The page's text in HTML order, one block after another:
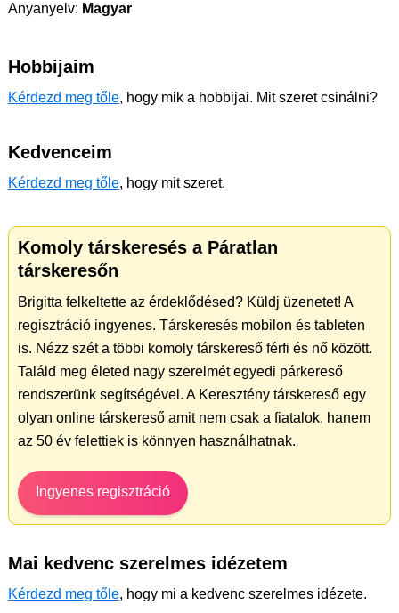
Anyanyelv: Magyar
Hobbijaim
Kérdezd meg tőle, hogy mik a hobbijai. Mit szeret csinálni?
Kedvenceim
Kérdezd meg tőle, hogy mit szeret.
Komoly társkeresés a Páratlan
társkeresőn
Brigitta felkeltette az érdeklődésed? Küldj üzenetet! A
regisztráció ingyenes. Társkeresés mobilon és tableten
is. Nézz szét a többi komoly társkereső férfi és nő között.
Találd meg életed nagy szerelmét egyedi párkereső
rendszerünk segítségével. A Keresztény társkereső egy
olyan online társkereső amit nem csak a fiatalok, hanem
az 50 év felettiek is könnyen használhatnak.
Ingyenes regisztráció
Mai kedvenc szerelmes idézetem
Kérdezd meg tőle, hogy mi a kedvenc szerelmes idézete.